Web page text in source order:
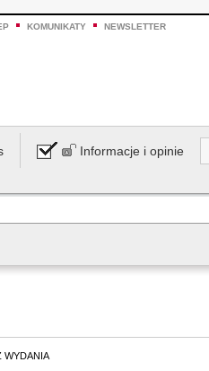
KOMUNIKATY NEWSLETTER
Informacje i opinie
WYDANIA